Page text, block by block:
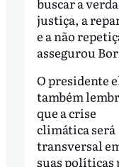
justiça, a
e a não
assegurou
O presidente
também
que a crise
climática será
transversal
suas políticas